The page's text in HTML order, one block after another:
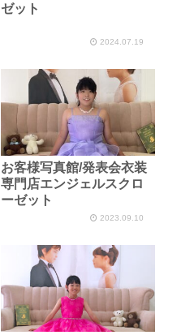
ゼット
2024.07.19
お客様写真館/発表会衣装
専門店エンジェルスクロ
ーゼット
2023.09.10